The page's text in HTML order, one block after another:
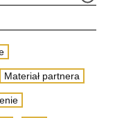
Materiał partnera